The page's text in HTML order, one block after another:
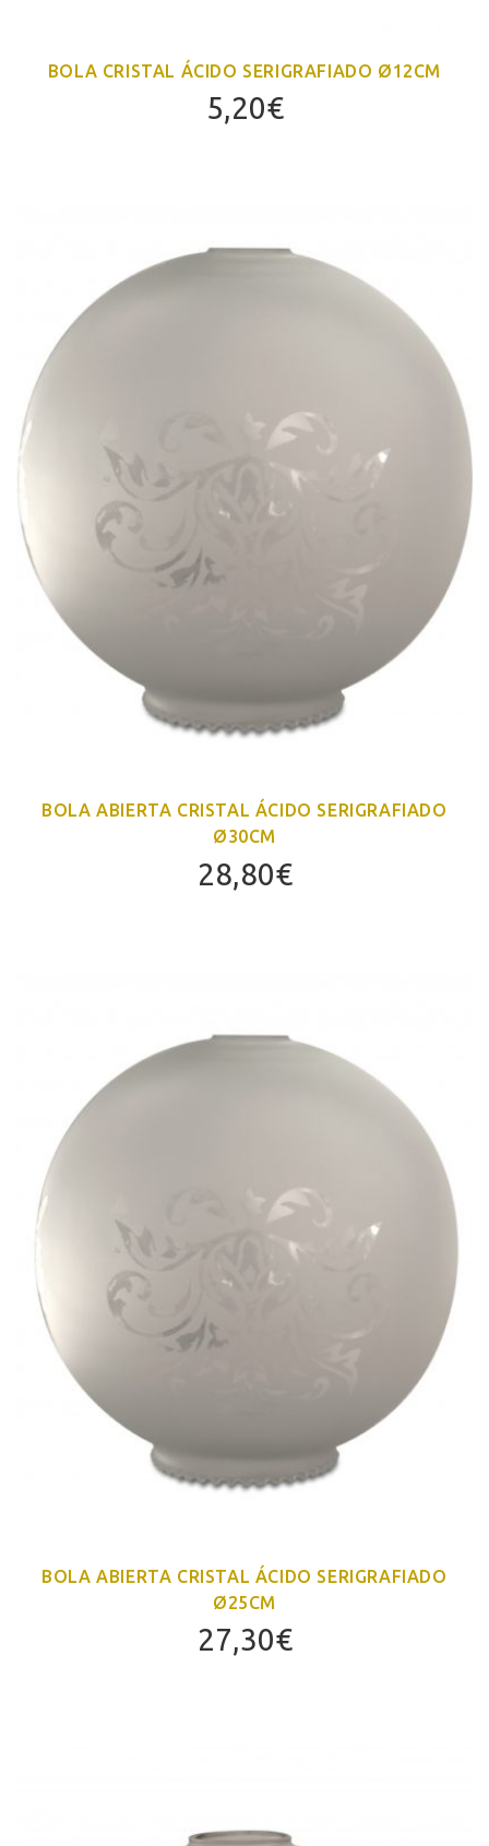
BOLA CRISTAL ÁCIDO SERIGRAFIADO Ø12CM
5,20€
BOLA ABIERTA CRISTAL ÁCIDO SERIGRAFIADO
Ø30CM
28,80€
BOLA ABIERTA CRISTAL ÁCIDO SERIGRAFIADO
Ø25CM
27,30€